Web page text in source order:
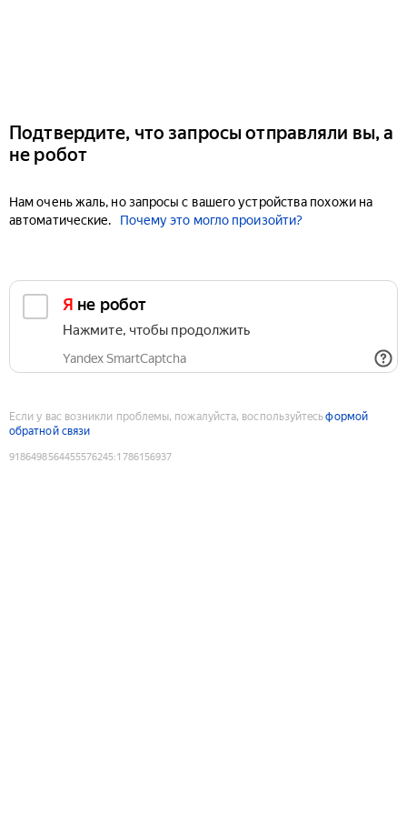
Подтвердите, что запросы отправляли вы, а
не робот
Нам очень жаль, но запросы с вашего устройства похожи на
автоматические.
Почему это могло произойти?
Я не робот
Нажмите, чтобы продолжить
Yandex SmartCaptcha
Если у вас возникли проблемы, пожалуйста, воспользуйтесьформой
обратной связи
9186498564455576245:1786156937